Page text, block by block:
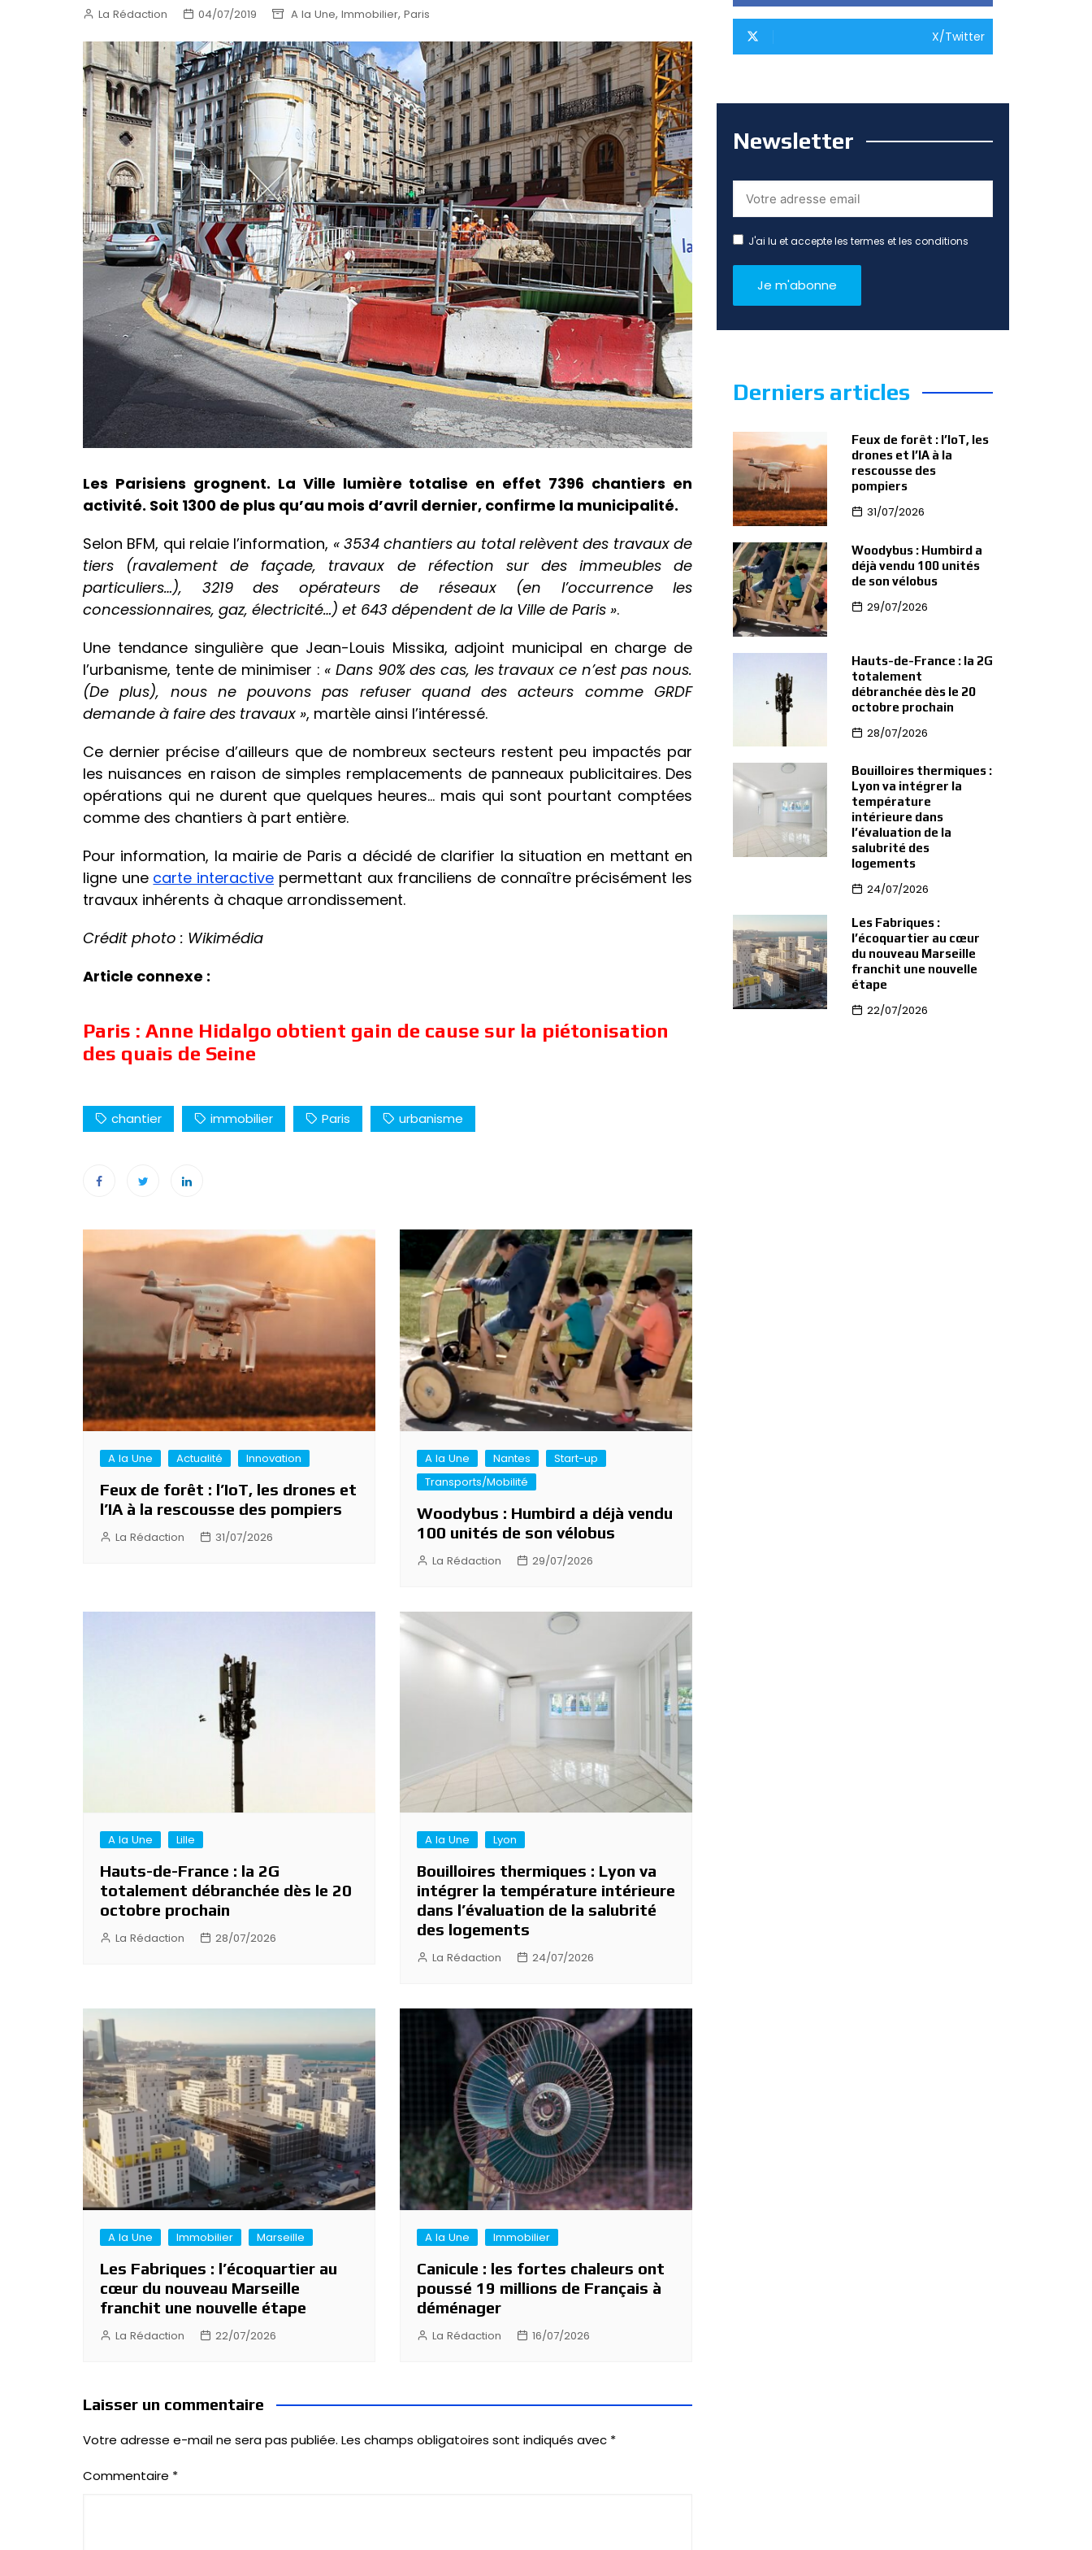
La Rédaction 04/07/2019 A la Une, Immobilier, Paris
Les Parisiens grognent. La Ville lumière totalise en effet 7396 chantiers en
activité. Soit 1300 de plus qu’au mois d’avril dernier, confirme la municipalité.
Selon BFM, qui relaie l’information, « 3534 chantiers au total relèvent des travaux de
tiers (ravalement de façade, travaux de réfection sur des immeubles de
particuliers…), 3219 des opérateurs de réseaux (en l’occurrence les
concessionnaires, gaz, électricité…) et 643 dépendent de la Ville de Paris ».
Une tendance singulière que Jean-Louis Missika, adjoint municipal en charge de
l’urbanisme, tente de minimiser : « Dans 90% des cas, les travaux ce n’est pas nous.
(De plus), nous ne pouvons pas refuser quand des acteurs comme GRDF
demande à faire des travaux », martèle ainsi l’intéressé.
Ce dernier précise d’ailleurs que de nombreux secteurs restent peu impactés par
les nuisances en raison de simples remplacements de panneaux publicitaires. Des
opérations qui ne durent que quelques heures… mais qui sont pourtant comptées
comme des chantiers à part entière.
Pour information, la mairie de Paris a décidé de clarifier la situation en mettant en
ligne une carte interactive permettant aux franciliens de connaître précisément les
travaux inhérents à chaque arrondissement.
Crédit photo : Wikimédia
Article connexe :
Paris : Anne Hidalgo obtient gain de cause sur la piétonisation
des quais de Seine
chantier immobilier Paris urbanisme
Navigation
l’article
A la Une Actualité Innovation
Feux de forêt : l’IoT, les drones et
l’IA à la rescousse des pompiers
La Rédaction 31/07/2026
A la Une Nantes
Start-up
Transports/Mobilité
Woodybus : Humbird a déjà vendu
100 unités de son vélobus
La Rédaction 29/07/2026
A la Une Lille
Hauts-de-France : la 2G
totalement débranchée dès le 20
octobre prochain
La Rédaction 28/07/2026
A la Une Lyon
Bouilloires thermiques : Lyon va
intégrer la température intérieure
dans l’évaluation de la salubrité
des logements
La Rédaction 24/07/2026
A la Une Immobilier Marseille
Les Fabriques : l’écoquartier au
cœur du nouveau Marseille
franchit une nouvelle étape
La Rédaction 22/07/2026
A la Une Immobilier
Canicule : les fortes chaleurs ont
poussé 19 millions de Français à
déménager
La Rédaction 16/07/2026
Laisser un commentaire
Votre adresse e-mail ne sera pas publiée. Les champs obligatoires sont indiqués avec *
Commentaire *
X/Twitter
Newsletter
J'ai lu et accepte les termes et les conditions
Derniers articles
Feux de forêt : l’IoT, les
drones et l’IA à la
rescousse des
pompiers
31/07/2026
Woodybus : Humbird a
déjà vendu 100 unités
de son vélobus
29/07/2026
Hauts-de-France : la 2G
totalement
débranchée dès le 20
octobre prochain
28/07/2026
Bouilloires thermiques :
Lyon va intégrer la
température
intérieure dans
l’évaluation de la
salubrité des
logements
24/07/2026
Les Fabriques :
l’écoquartier au cœur
du nouveau Marseille
franchit une nouvelle
étape
22/07/2026